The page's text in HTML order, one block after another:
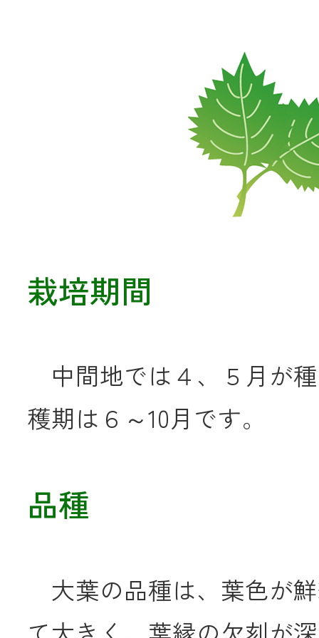
メールでのお
栽培期間
中間地では４、５月が
穫期は６～10月です。
品種
大葉の品種は、葉色が